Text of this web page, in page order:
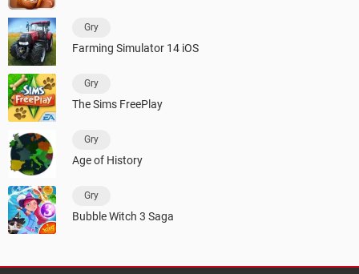
Gry
Farming Simulator 14 iOS
Gry
The Sims FreePlay
Gry
Age of History
Gry
Bubble Witch 3 Saga